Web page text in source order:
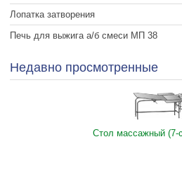
Лопатка затворения
Печь для выжига а/б смеси МП 38
Недавно просмотренные
Стол массажный (7-